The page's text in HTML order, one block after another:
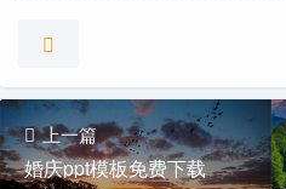
上一篇
婚庆ppt模板免费下载